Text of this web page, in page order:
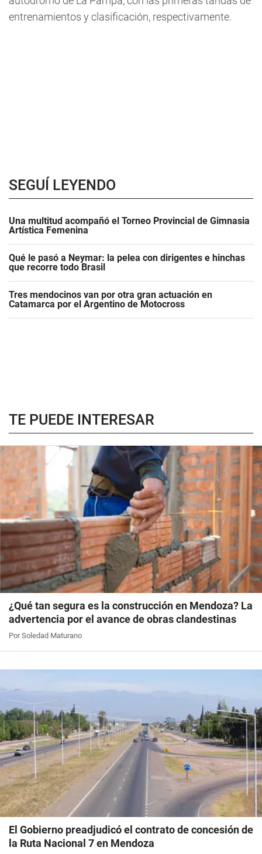
entrenamientos y clasificación, respectivamente.
SEGUÍ LEYENDO
Una multitud acompañó el Torneo Provincial de Gimnasia
Artística Femenina
Qué le pasó a Neymar: la pelea con dirigentes e hinchas
que recorre todo Brasil
Tres mendocinos van por otra gran actuación en
Catamarca por el Argentino de Motocross
TE PUEDE INTERESAR
¿Qué tan segura es la construcción en Mendoza? La
advertencia por el avance de obras clandestinas
Por Soledad Maturano
El Gobierno preadjudicó el contrato de concesión de
la Ruta Nacional 7 en Mendoza